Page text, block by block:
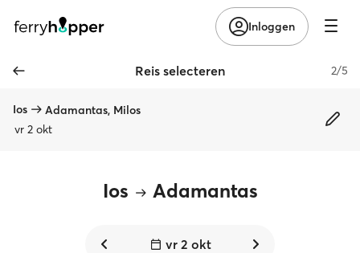
Inloggen
Reis selecteren 2/5
Ios
Adamantas, Milos
vr 2 okt
Ios Adamantas
vr 2 okt